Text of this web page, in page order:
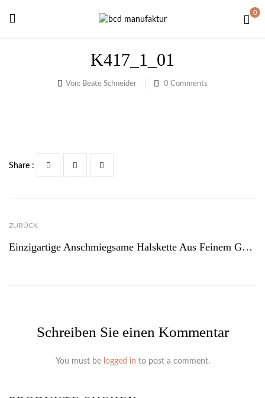
0
K417_1_01
Von: Beate Schneider 0 Comments
Share :
ZURÜCK
Einzigartige Anschmiegsame Halskette Aus Feinem Goldfarbenem Edelstahl-Kettchengarn Für Sie Und Ihn
Schreiben Sie einen Kommentar
You must be logged in to post a comment.